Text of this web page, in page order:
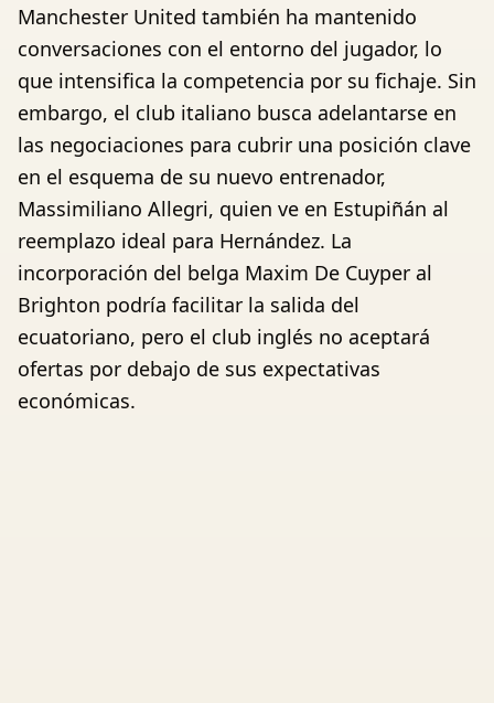
Manchester United también ha mantenido
conversaciones con el entorno del jugador, lo
que intensifica la competencia por su fichaje. Sin
embargo, el club italiano busca adelantarse en
las negociaciones para cubrir una posición clave
en el esquema de su nuevo entrenador,
Massimiliano Allegri, quien ve en Estupiñán al
reemplazo ideal para Hernández. La
incorporación del belga Maxim De Cuyper al
Brighton podría facilitar la salida del
ecuatoriano, pero el club inglés no aceptará
ofertas por debajo de sus expectativas
económicas.